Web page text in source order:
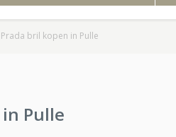
Prada bril kopen in Pulle
Pulle